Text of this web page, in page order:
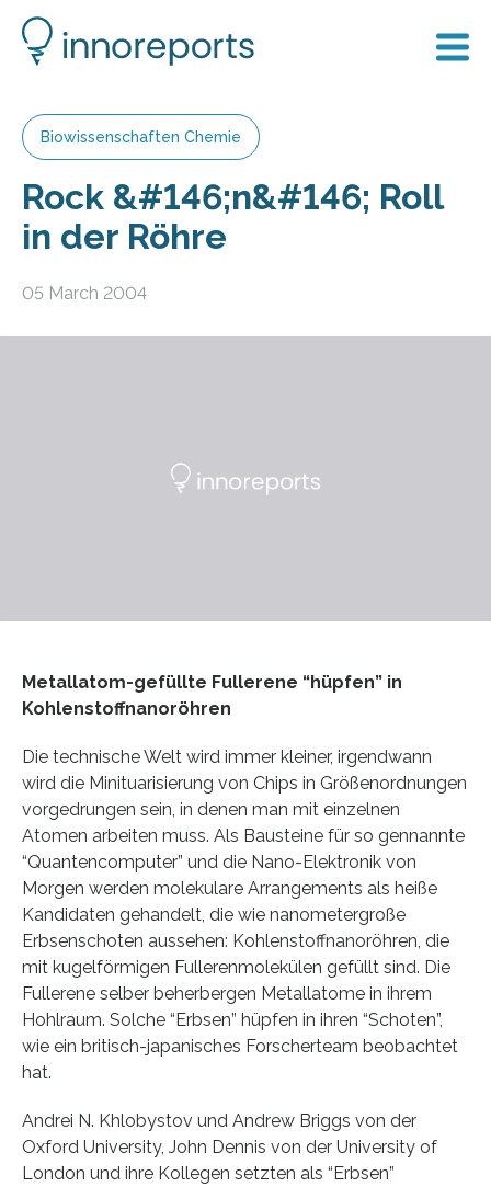
Biowissenschaften Chemie
Rock &#146;n&#146; Roll
in der Röhre
05 March 2004
Metallatom-gefüllte Fullerene “hüpfen” in
Kohlenstoffnanoröhren
Die technische Welt wird immer kleiner, irgendwann
wird die Minituarisierung von Chips in Größenordnungen
vorgedrungen sein, in denen man mit einzelnen
Atomen arbeiten muss. Als Bausteine für so gennannte
“Quantencomputer” und die Nano-Elektronik von
Morgen werden molekulare Arrangements als heiße
Kandidaten gehandelt, die wie nanometergroße
Erbsenschoten aussehen: Kohlenstoffnanoröhren, die
mit kugelförmigen Fullerenmolekülen gefüllt sind. Die
Fullerene selber beherbergen Metallatome in ihrem
Hohlraum. Solche “Erbsen” hüpfen in ihren “Schoten”,
wie ein britisch-japanisches Forscherteam beobachtet
hat.
Andrei N. Khlobystov und Andrew Briggs von der
Oxford University, John Dennis von der University of
London und ihre Kollegen setzten als “Erbsen”